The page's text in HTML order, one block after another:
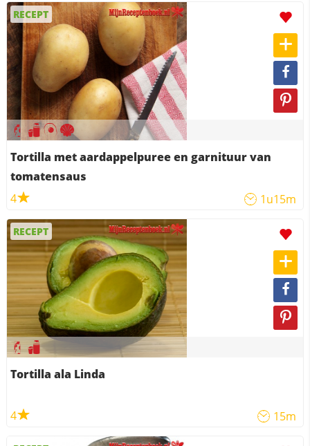
RECEPT
Tortilla met aardappelpuree en garnituur van
tomatensaus
4
1u15m
RECEPT
Tortilla ala Linda
4 15m